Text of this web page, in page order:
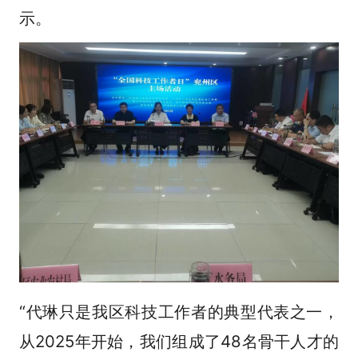
示。
“代琳只是我区科技工作者的典型代表之一，
从2025年开始，我们组成了48名骨干人才的